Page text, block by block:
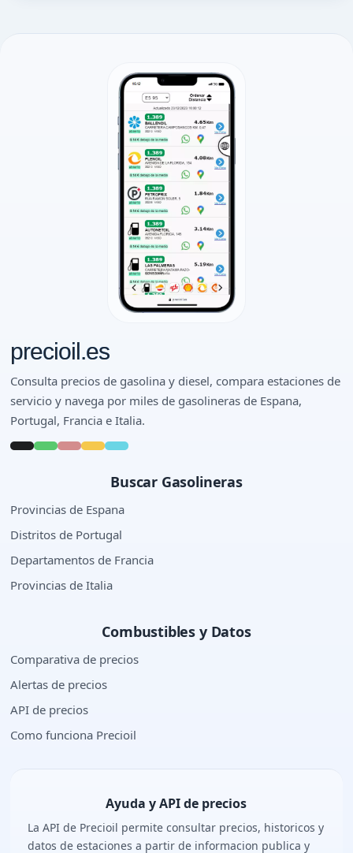
precioil.es
Consulta precios de gasolina y diesel, compara estaciones de
servicio y navega por miles de gasolineras de Espana,
Portugal, Francia e Italia.
Buscar Gasolineras
Provincias de Espana
Distritos de Portugal
Departamentos de Francia
Provincias de Italia
Combustibles y Datos
Comparativa de precios
Alertas de precios
API de precios
Como funciona Precioil
Ayuda y API de precios
La API de Precioil permite consultar precios, historicos y
datos de estaciones a partir de informacion publica y